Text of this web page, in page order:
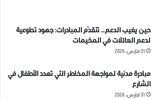
حين يغيب الدعم… تتقدّم المبادرات: جهود تطوعية
لدعم العائلات في المخيمات
31 مارس، 2026
مبادرة مدنية لمواجهة المخاطر التي تهدد الأطفال في
الشارع
31 مارس، 2026